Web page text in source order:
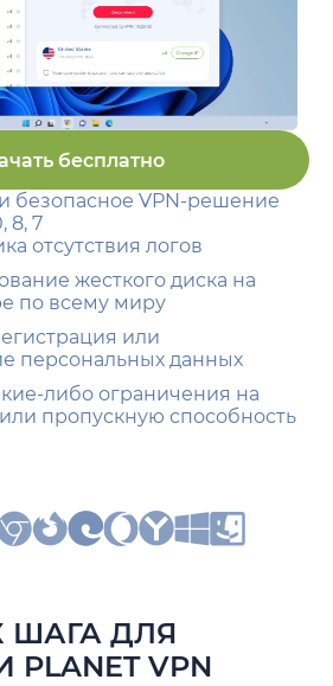
бесплатно
безопасное VPN-решение
8, 7
отсутствия логов
жесткого диска на
по всему миру
или
персональных данных
либо ограничения на
пропускную способность
ШАГА ДЛЯ
VPN